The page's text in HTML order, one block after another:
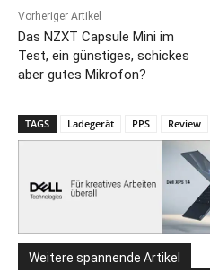
Vorheriger Artikel
Das NZXT Capsule Mini im
Test, ein günstiges, schickes
aber gutes Mikrofon?
TAGS Ladegerät PPS Review
Weitere spannende Artikel